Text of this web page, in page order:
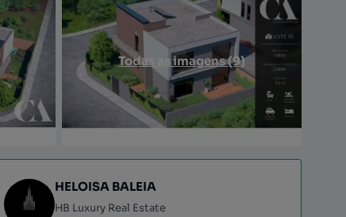
Todas as imagens (9)
HELOISA BALEIA
HB Luxury Real Estate